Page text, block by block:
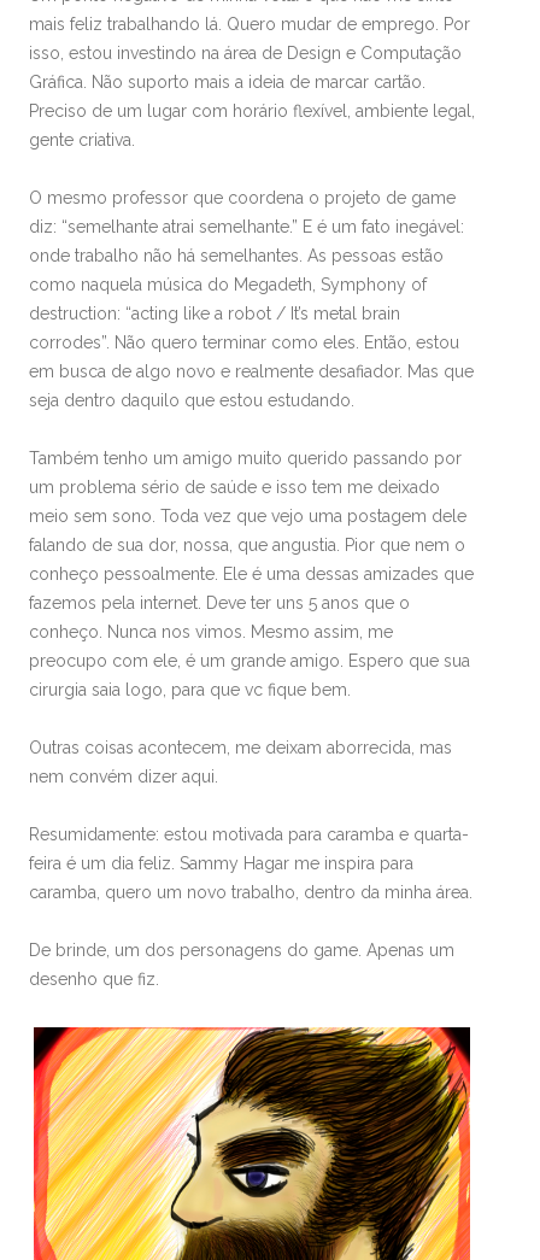
mais feliz trabalhando lá. Quero mudar de emprego. Por
isso, estou investindo na área de Design e Computação
Gráfica. Não suporto mais a ideia de marcar cartão.
Preciso de um lugar com horário flexível, ambiente legal,
gente criativa.
O mesmo professor que coordena o projeto de game
diz: “semelhante atrai semelhante.” E é um fato inegável:
onde trabalho não há semelhantes. As pessoas estão
como naquela música do Megadeth, Symphony of
destruction: “acting like a robot / It’s metal brain
corrodes”. Não quero terminar como eles. Então, estou
em busca de algo novo e realmente desafiador. Mas que
seja dentro daquilo que estou estudando.
Também tenho um amigo muito querido passando por
um problema sério de saúde e isso tem me deixado
meio sem sono. Toda vez que vejo uma postagem dele
falando de sua dor, nossa, que angustia. Pior que nem o
conheço pessoalmente. Ele é uma dessas amizades que
fazemos pela internet. Deve ter uns 5 anos que o
conheço. Nunca nos vimos. Mesmo assim, me
preocupo com ele, é um grande amigo. Espero que sua
cirurgia saia logo, para que vc fique bem.
Outras coisas acontecem, me deixam aborrecida, mas
nem convém dizer aqui.
Resumidamente: estou motivada para caramba e quarta-
feira é um dia feliz. Sammy Hagar me inspira para
caramba, quero um novo trabalho, dentro da minha área.
De brinde, um dos personagens do game. Apenas um
desenho que fiz.